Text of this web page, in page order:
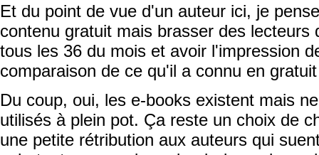
Et du point de vue d'un auteur ici, je
contenu gratuit mais brasser des lecteurs
tous les 36 du mois et avoir l'impression
comparaison de ce qu'il a connu en
Du coup, oui, les e-books existent mais
utilisés à plein pot. Ça reste un choix de
une petite rétribution aux auteurs qui